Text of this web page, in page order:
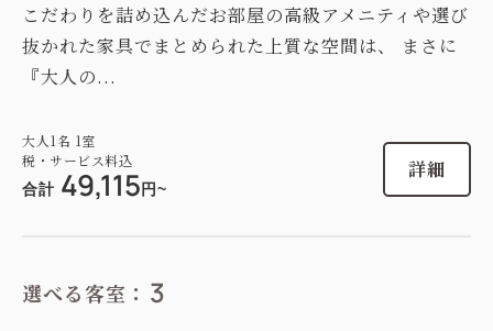
こだわりを詰め込んだお部屋の高級アメニティや選び
抜かれた家具でまとめられた上質な空間は、 まさに
『大人の...
大人1名 1室
税・サービス料込
合計 49,115 円~
詳細
選べる客室： 3